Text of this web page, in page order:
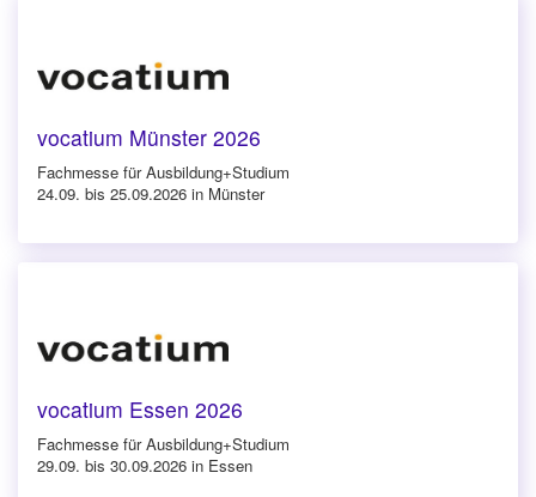
vocatium Münster 2026
Fachmesse für Ausbildung+Studium
24.09. bis 25.09.2026 in Münster
vocatium Essen 2026
Fachmesse für Ausbildung+Studium
29.09. bis 30.09.2026 in Essen